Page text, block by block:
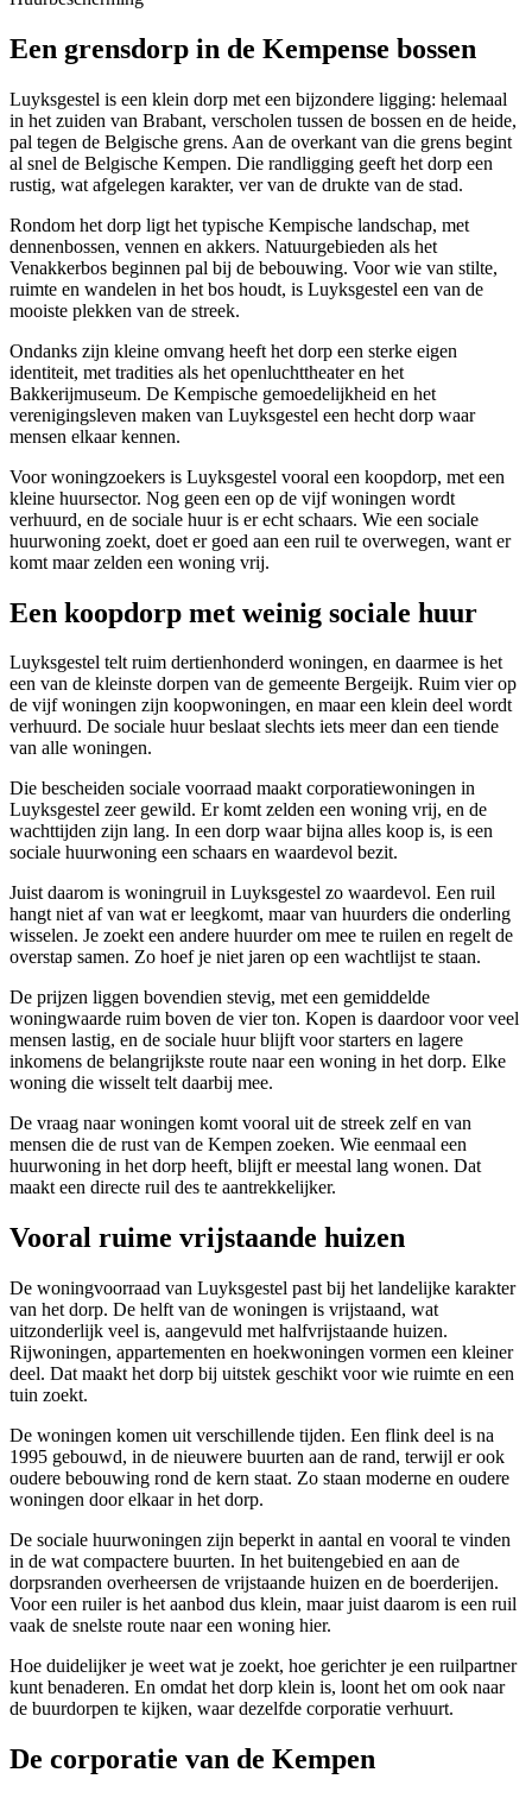
Een grensdorp in de Kempense bossen
Luyksgestel is een klein dorp met een bijzondere ligging: helemaal
in het zuiden van Brabant, verscholen tussen de bossen en de heide,
pal tegen de Belgische grens. Aan de overkant van die grens begint
al snel de Belgische Kempen. Die randligging geeft het dorp een
rustig, wat afgelegen karakter, ver van de drukte van de stad.
Rondom het dorp ligt het typische Kempische landschap, met
dennenbossen, vennen en akkers. Natuurgebieden als het
Venakkerbos beginnen pal bij de bebouwing. Voor wie van stilte,
ruimte en wandelen in het bos houdt, is Luyksgestel een van de
mooiste plekken van de streek.
Ondanks zijn kleine omvang heeft het dorp een sterke eigen
identiteit, met tradities als het openluchttheater en het
Bakkerijmuseum. De Kempische gemoedelijkheid en het
verenigingsleven maken van Luyksgestel een hecht dorp waar
mensen elkaar kennen.
Voor woningzoekers is Luyksgestel vooral een koopdorp, met een
kleine huursector. Nog geen een op de vijf woningen wordt
verhuurd, en de sociale huur is er echt schaars. Wie een sociale
huurwoning zoekt, doet er goed aan een ruil te overwegen, want er
komt maar zelden een woning vrij.
Een koopdorp met weinig sociale huur
Luyksgestel telt ruim dertienhonderd woningen, en daarmee is het
een van de kleinste dorpen van de gemeente Bergeijk. Ruim vier op
de vijf woningen zijn koopwoningen, en maar een klein deel wordt
verhuurd. De sociale huur beslaat slechts iets meer dan een tiende
van alle woningen.
Die bescheiden sociale voorraad maakt corporatiewoningen in
Luyksgestel zeer gewild. Er komt zelden een woning vrij, en de
wachttijden zijn lang. In een dorp waar bijna alles koop is, is een
sociale huurwoning een schaars en waardevol bezit.
Juist daarom is woningruil in Luyksgestel zo waardevol. Een ruil
hangt niet af van wat er leegkomt, maar van huurders die onderling
wisselen. Je zoekt een andere huurder om mee te ruilen en regelt de
overstap samen. Zo hoef je niet jaren op een wachtlijst te staan.
De prijzen liggen bovendien stevig, met een gemiddelde
woningwaarde ruim boven de vier ton. Kopen is daardoor voor veel
mensen lastig, en de sociale huur blijft voor starters en lagere
inkomens de belangrijkste route naar een woning in het dorp. Elke
woning die wisselt telt daarbij mee.
De vraag naar woningen komt vooral uit de streek zelf en van
mensen die de rust van de Kempen zoeken. Wie eenmaal een
huurwoning in het dorp heeft, blijft er meestal lang wonen. Dat
maakt een directe ruil des te aantrekkelijker.
Vooral ruime vrijstaande huizen
De woningvoorraad van Luyksgestel past bij het landelijke karakter
van het dorp. De helft van de woningen is vrijstaand, wat
uitzonderlijk veel is, aangevuld met halfvrijstaande huizen.
Rijwoningen, appartementen en hoekwoningen vormen een kleiner
deel. Dat maakt het dorp bij uitstek geschikt voor wie ruimte en een
tuin zoekt.
De woningen komen uit verschillende tijden. Een flink deel is na
1995 gebouwd, in de nieuwere buurten aan de rand, terwijl er ook
oudere bebouwing rond de kern staat. Zo staan moderne en oudere
woningen door elkaar in het dorp.
De sociale huurwoningen zijn beperkt in aantal en vooral te vinden
in de wat compactere buurten. In het buitengebied en aan de
dorpsranden overheersen de vrijstaande huizen en de boerderijen.
Voor een ruiler is het aanbod dus klein, maar juist daarom is een ruil
vaak de snelste route naar een woning hier.
Hoe duidelijker je weet wat je zoekt, hoe gerichter je een ruilpartner
kunt benaderen. En omdat het dorp klein is, loont het om ook naar
de buurdorpen te kijken, waar dezelfde corporatie verhuurt.
De corporatie van de Kempen